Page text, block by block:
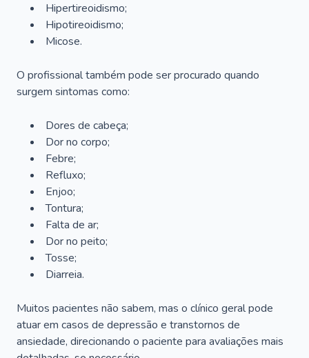
Hipertireoidismo;
Hipotireoidismo;
Micose.
O profissional também pode ser procurado quando
surgem sintomas como:
Dores de cabeça;
Dor no corpo;
Febre;
Refluxo;
Enjoo;
Tontura;
Falta de ar;
Dor no peito;
Tosse;
Diarreia.
Muitos pacientes não sabem, mas o clínico geral pode
atuar em casos de depressão e transtornos de
ansiedade, direcionando o paciente para avaliações mais